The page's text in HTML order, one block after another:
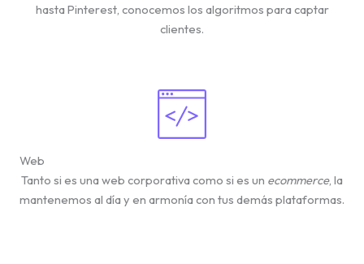
hasta Pinterest, conocemos los algoritmos para captar
clientes.
Web
Tanto si es una web corporativa como si es un ecommerce, la
mantenemos al día y en armonía con tus demás plataformas.